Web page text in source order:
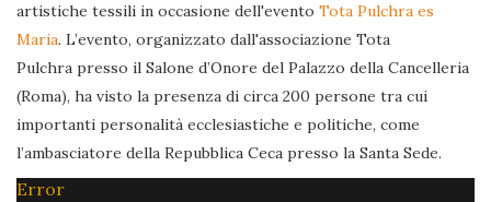
artistiche tessili in occasione dell'evento Tota Pulchra es
Maria. L’evento, organizzato dall'associazione Tota
Pulchra presso il Salone d’Onore del Palazzo della Cancelleria
(Roma), ha visto la presenza di circa 200 persone tra cui
importanti personalità ecclesiastiche e politiche, come
l’ambasciatore della Repubblica Ceca presso la Santa Sede.
Error